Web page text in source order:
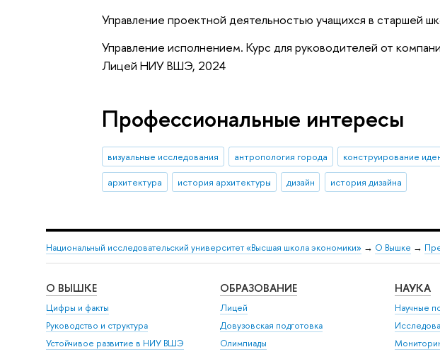
Управление проектной деятельностью учащихся в старшей
Управление исполнением. Курс для руководителей от
Лицей НИУ ВШЭ, 2024
Профессиональные интересы
визуальные исследования антропология города конструирование
архитектура
история архитектуры дизайн история дизайна
Национальный исследовательский университет «Высшая школа экономики» → О Вышке →
О ВЫШКЕ
Цифры и факты
Руководство и структура
Устойчивое развитие в НИУ ВШЭ
ОБРАЗОВАНИЕ
Лицей
Довузовская подготовка
Олимпиады
НАУКА
Научные